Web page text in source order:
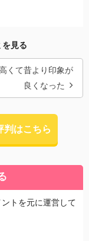
を見る
くて昔より印象が
良くなった
判はこちら
トを元に運営して